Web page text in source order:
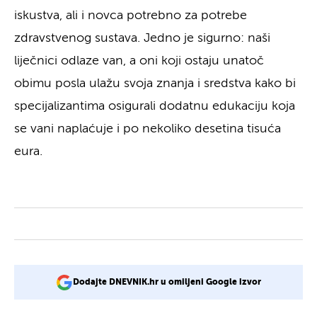
iskustva, ali i novca potrebno za potrebe
zdravstvenog sustava. Jedno je sigurno: naši
liječnici odlaze van, a oni koji ostaju unatoč
obimu posla ulažu svoja znanja i sredstva kako bi
specijalizantima osigurali dodatnu edukaciju koja
se vani naplaćuje i po nekoliko desetina tisuća
eura.
Dodajte DNEVNIK.hr u omiljeni Google izvor